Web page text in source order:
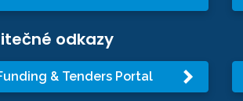
odkazy
& Tenders Portal